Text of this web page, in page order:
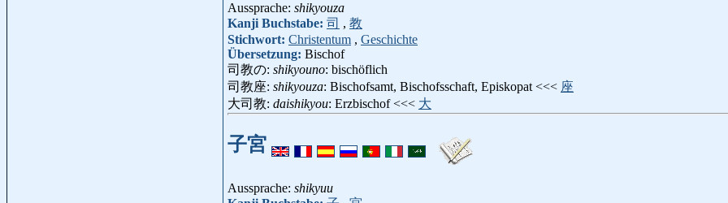
Aussprache: shikyouza
Kanji Buchstabe: 司 , 教
Stichwort: Christentum , Geschichte
Übersetzung: Bischof
司教の: shikyouno: bischöflich
司教座: shikyouza: Bischofsamt, Bischofsschaft, Episkopat <<< 座
大司教: daishikyou: Erzbischof <<< 大
子宮
Aussprache: shikyuu